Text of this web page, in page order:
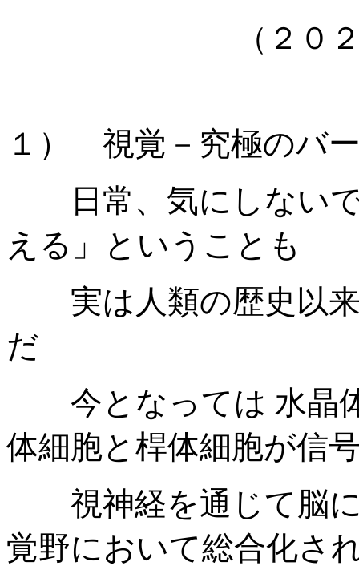
（２０
１） 視覚－究極のバ
日常、気にしないで
える」ということも
実は人類の歴史以来
だ
今となっては 水晶
体細胞と桿体細胞が信
視神経を通じて脳に
覚野において総合化さ